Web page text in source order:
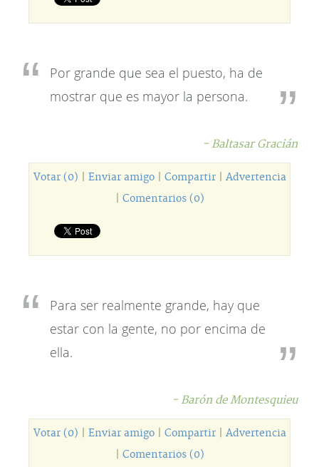
Por grande que sea el puesto, ha de
mostrar que es mayor la persona.
- Baltasar Gracián
Votar (0) Enviar amigo| Compartir| Advertencia
Comentarios (0)
Para ser realmente grande, hay que
estar con la gente, no por encima de
ella.
- Barón de Montesquieu
Votar (0) Enviar amigo| Compartir| Advertencia
Comentarios (0)